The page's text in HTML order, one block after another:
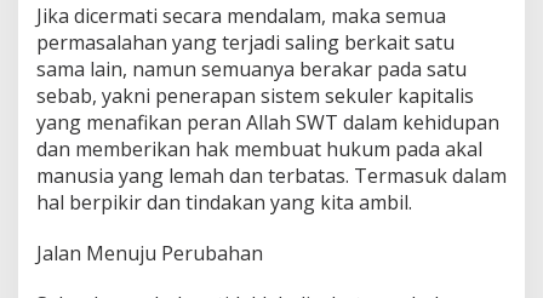
Jika dicermati secara mendalam, maka semua
permasalahan yang terjadi saling berkait satu
sama lain, namun semuanya berakar pada satu
sebab, yakni penerapan sistem sekuler kapitalis
yang menafikan peran Allah SWT dalam kehidupan
dan memberikan hak membuat hukum pada akal
manusia yang lemah dan terbatas. Termasuk dalam
hal berpikir dan tindakan yang kita ambil.
Jalan Menuju Perubahan